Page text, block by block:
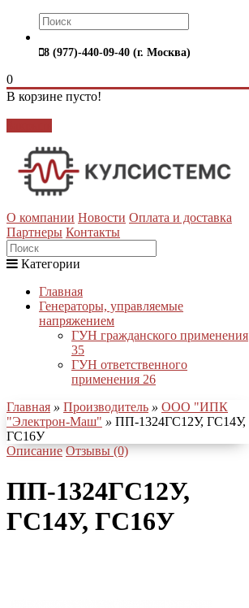
8 (977)-440-09-40 (г. Москва)
0
В корзине пусто!
О компании Новости Оплата и доставка
Партнеры Контакты
Категории
Главная
Генераторы, управляемые
напряжением
ГУН гражданского применения
35
ГУН ответственного
применения 26
Главная » Производитель » ООО "ИПК
"Электрон-Маш" » ПП-1324ГС12У, ГС14У,
ГС16У
Описание Отзывы (0)
ПП-1324ГС12У,
ГС14У, ГС16У